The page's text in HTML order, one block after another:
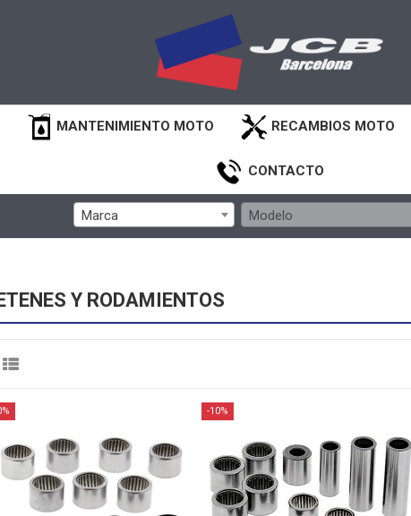
MANTENIMIENTO MOTO RECAMBIOS MOTO
CONTACTO
Marca Modelo
Y RODAMIENTOS
-10%